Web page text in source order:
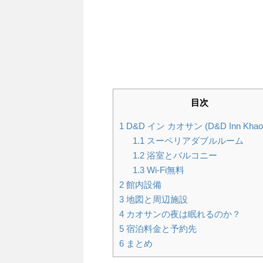
目次
1 D&D イン カオサン (D&D Inn
1.1 スーペリアダブルルーム
1.2浴室とバルコニー
1.3Wi-Fi無料
2 館内設備
3 地図と周辺施設
4 カオサンの夜は眠れるのか？
5 宿泊料金と予約先
6 まとめ